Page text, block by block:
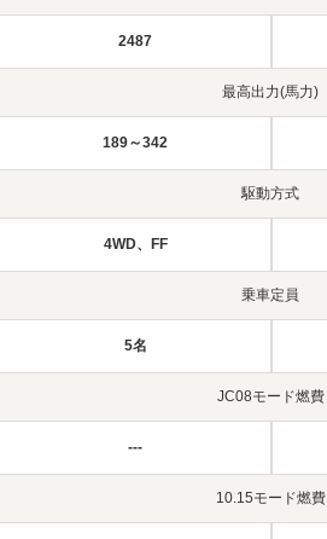
2487
最高出力(馬力)
189～342
駆動方式
4WD、FF
乗車定員
5名
JC08モード燃費
---
10.15モード燃費